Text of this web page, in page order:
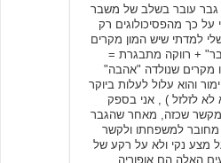
גבר עובר בשלב של משבר
על כך מהפסיכולוגים רק
למדתי שיש המון מקרים
+ רווקה מתבגרת =
מקרים שנולדה "אהבה"
והוא עלול לעלות ביוקר
לא לזלזל ) , אני בספק
מקשר שכזה, מאחר שהגבר
מחובר למשפחתו ולקשר
מצע נקי ולא על רקע של
האלה הם אופוריה